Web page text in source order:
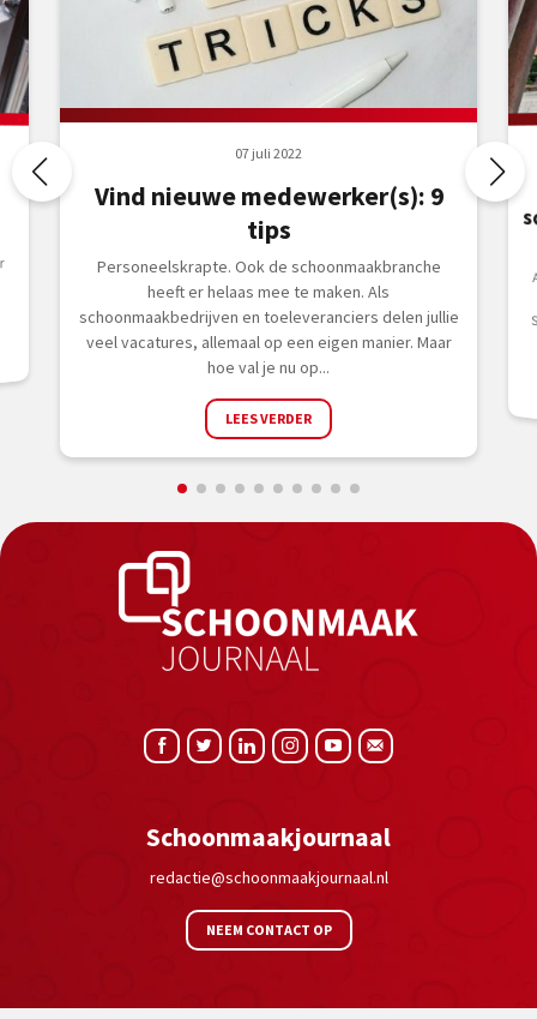
07 juli 2022
Vind nieuwe medewerker(s): 9
tips
Personeelskrapte. Ook de schoonmaakbranche
heeft er helaas mee te maken. Als
schoonmaakbedrijven en toeleveranciers delen jullie
veel vacatures, allemaal op een eigen manier. Maar
hoe val je nu op...
LEES VERDER
Schoonmaakjournaal
redactie@schoonmaakjournaal.nl
NEEM CONTACT OP